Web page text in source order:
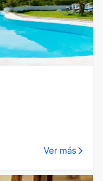
Ver más